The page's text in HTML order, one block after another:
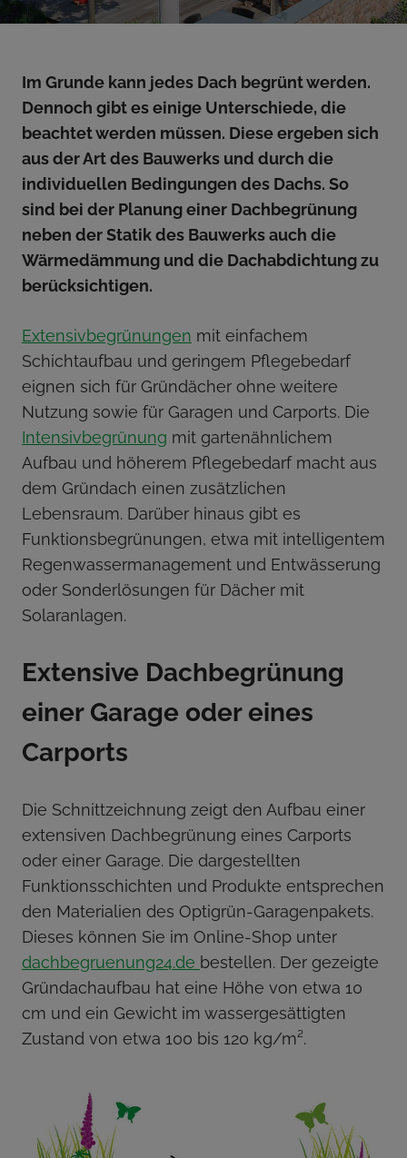
Im Grunde kann jedes Dach begrünt werden.
Dennoch gibt es einige Unterschiede, die
beachtet werden müssen. Diese ergeben sich
aus der Art des Bauwerks und durch die
individuellen Bedingungen des Dachs. So
sind bei der Planung einer Dachbegrünung
neben der Statik des Bauwerks auch die
Wärmedämmung und die Dachabdichtung zu
berücksichtigen.
Extensivbegrünungen mit einfachem
Schichtaufbau und geringem Pflegebedarf
eignen sich für Gründächer ohne weitere
Nutzung sowie für Garagen und Carports. Die
Intensivbegrünung mit gartenähnlichem
Aufbau und höherem Pflegebedarf macht aus
dem Gründach einen zusätzlichen
Lebensraum. Darüber hinaus gibt es
Funktionsbegrünungen, etwa mit intelligentem
Regenwassermanagement und Entwässerung
oder Sonderlösungen für Dächer mit
Solaranlagen.
Extensive Dachbegrünung
einer Garage oder eines
Carports
Die Schnittzeichnung zeigt den Aufbau einer
extensiven Dachbegrünung eines Carports
oder einer Garage. Die dargestellten
Funktionsschichten und Produkte entsprechen
den Materialien des Optigrün-Garagenpakets.
Dieses können Sie im Online-Shop unter
dachbegruenung24.de bestellen. Der gezeigte
Gründachaufbau hat eine Höhe von etwa 10
cm und ein Gewicht im wassergesättigten
Zustand von etwa 100 bis 120 kg/m².